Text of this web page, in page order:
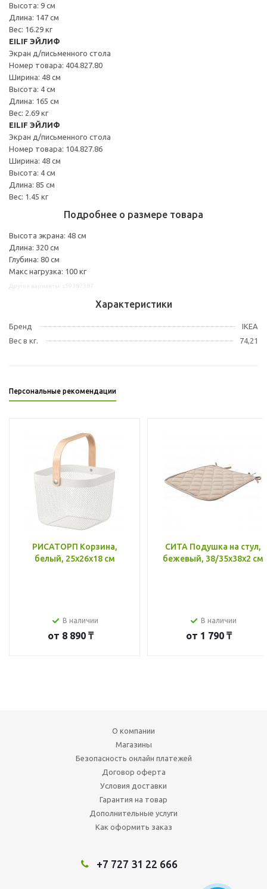
Высота: 9 см
Длина: 147 см
Вес: 16.29 кг
EILIF ЭЙЛИФ
Экран д/письменного стола
Номер товара: 404.827.80
Ширина: 48 см
Высота: 4 см
Длина: 165 см
Вес: 2.69 кг
EILIF ЭЙЛИФ
Экран д/письменного стола
Номер товара: 104.827.86
Ширина: 48 см
Высота: 4 см
Длина: 85 см
Вес: 1.45 кг
Подробнее о размере товара
Высота экрана: 48 см
Длина: 320 см
Глубина: 80 см
Макс нагрузка: 100 кг
Характеристики
Бренд
IKEA
Вес в кг.
74,21
Персональные рекомендации
РИСАТОРП Корзина,
белый, 25x26x18 см
В наличии
от 8 890 ₸
СИТА Подушка на стул,
бежевый, 38/35x38x2 см
В наличии
от 1 790 ₸
О компании
Магазины
Безопасность онлайн платежей
Договор оферта
Условия доставки
Гарантия на товар
Дополнительные услуги
Как оформить заказ
+7 727 31 22 666